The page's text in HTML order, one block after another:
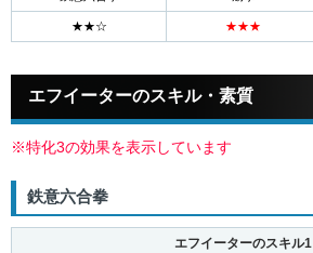
エフイーターのスキル・素質
※特化3の効果を表示しています
鉄意六合拳
エフイーターのスキル1